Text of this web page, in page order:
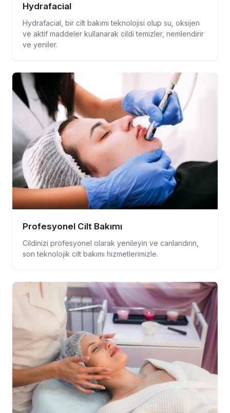
Hydrafacial
Hydrafacial, bir cilt bakımı teknolojisi olup su, oksijen
ve aktif maddeler kullanarak cildi temizler, nemlendirir
ve yeniler.
Profesyonel Cilt Bakımı
Cildinizi profesyonel olarak yenileyin ve canlandırın,
son teknolojik cilt bakımı hizmetlerimizle.